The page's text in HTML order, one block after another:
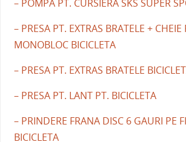
– POMPA PT. CURSIERA SKS SUPER
– PRESA PT. EXTRAS BRATELE +
MONOBLOC BICICLETA
– PRESA PT. EXTRAS BRATELE
– PRESA PT. LANT PT. BICICLETA
– PRINDERE FRANA DISC 6 GAURI PE
BICICLETA